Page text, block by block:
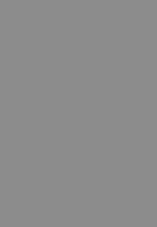
雕像 悟空 鳥山